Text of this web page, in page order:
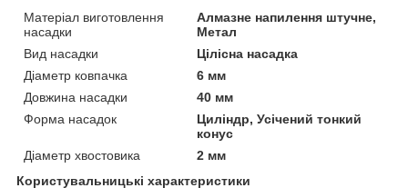
Матеріал виготовлення
насадки
Алмазне напилення штучне,
Метал
Вид насадки
Цілісна насадка
Діаметр ковпачка
6 мм
Довжина насадки
40 мм
Форма насадок
Циліндр, Усічений тонкий
конус
Діаметр хвостовика
2 мм
Користувальницькі характеристики